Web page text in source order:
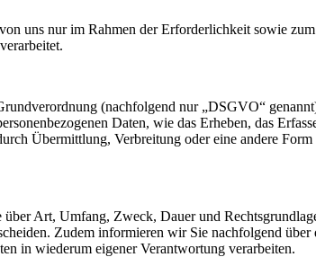
uns nur im Rahmen der Erforderlichkeit sowie
(nachfolgend nur „DSGVO“
Daten, wie das Erheben, das
Übermittlung, Verbreitung oder eine andere
Art, Umfang, Zweck, Dauer und
Zudem informieren wir Sie nachfolgend
in wiederum eigener Verantwortung verarbeiten.